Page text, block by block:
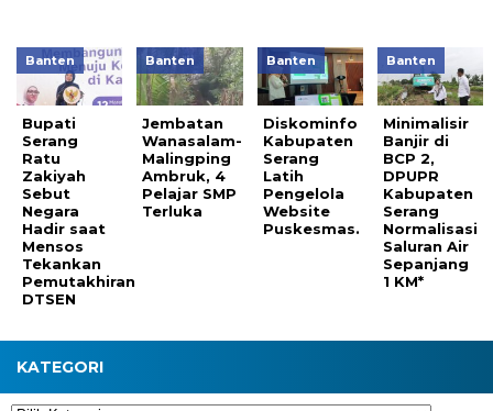
Banten
Bupati
Serang
Ratu
Zakiyah
Sebut
Negara
Hadir saat
Mensos
Tekankan
Pemutakhiran
DTSEN
Banten
Jembatan
Wanasalam-
Malingping
Ambruk, 4
Pelajar SMP
Terluka
Banten
Diskominfo
Kabupaten
Serang
Latih
Pengelola
Website
Puskesmas.
Banten
Minimalisir
Banjir di
BCP 2,
DPUPR
Kabupaten
Serang
Normalisasi
Saluran Air
Sepanjang
1 KM*
KATEGORI